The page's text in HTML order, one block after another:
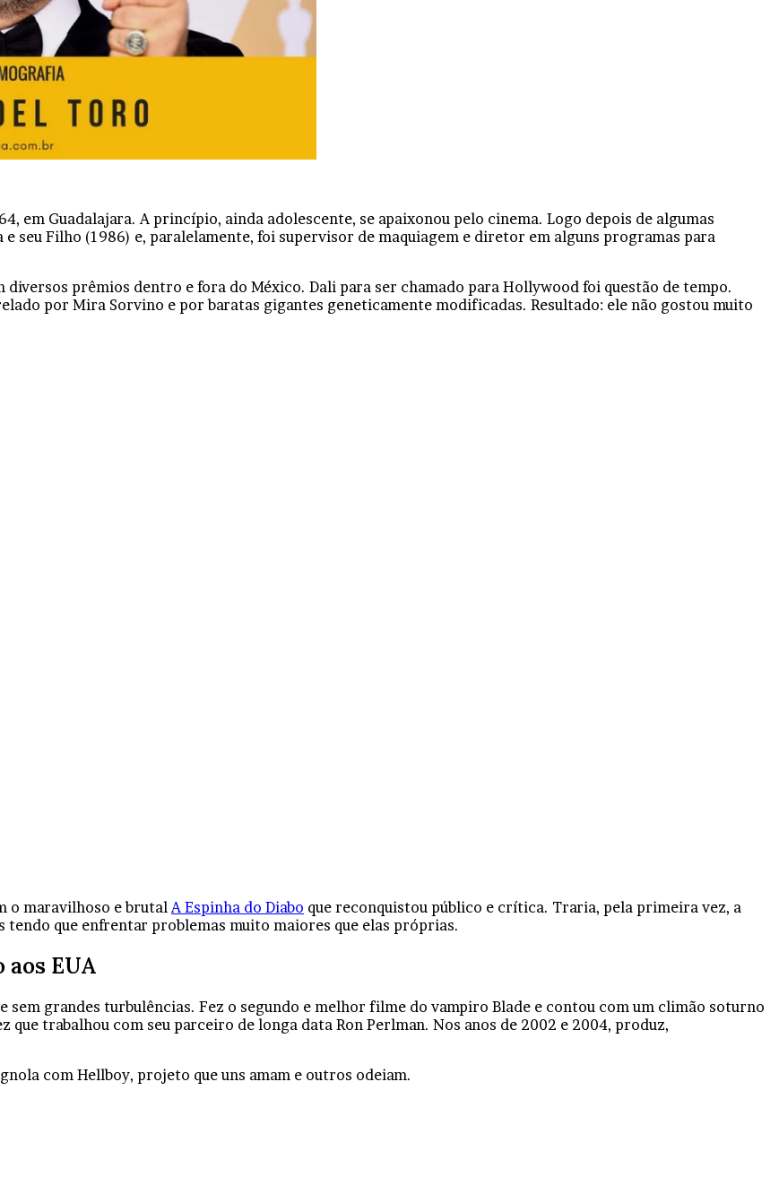
em Guadalajara. A princípio, ainda adolescente, se apaixonou pelo cinema. Logo depois de algumas
Filho (1986) e, paralelamente, foi supervisor de maquiagem e diretor em alguns programas para
diversos prêmios dentro e fora do México. Dali para ser chamado para Hollywood foi questão de tempo.
por Mira Sorvino e por baratas gigantes geneticamente modificadas. Resultado: ele não gostou muito
o maravilhoso e brutal A Espinha do Diabo que reconquistou público e crítica. Traria, pela primeira vez, a
que enfrentar problemas muito maiores que elas próprias.
EUA
sem grandes turbulências. Fez o segundo e melhor filme do vampiro Blade e contou com um climão soturno
trabalhou com seu parceiro de longa data Ron Perlman. Nos anos de 2002 e 2004, produz,
com Hellboy, projeto que uns amam e outros odeiam.